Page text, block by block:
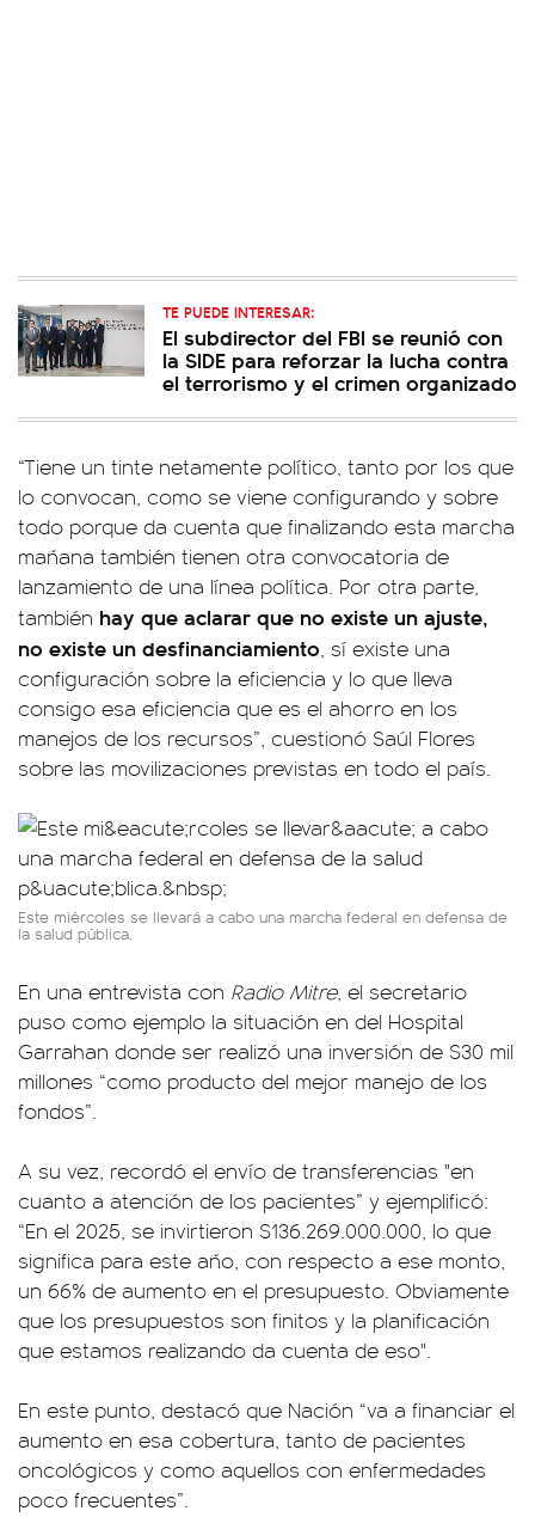
TE PUEDE INTERESAR:
El subdirector del FBI se reunió con
la SIDE para reforzar la lucha contra
el terrorismo y el crimen organizado
“Tiene un tinte netamente político, tanto por los que
lo convocan, como se viene configurando y sobre
todo porque da cuenta que finalizando esta marcha
mañana también tienen otra convocatoria de
lanzamiento de una línea política. Por otra parte,
también hay que aclarar que no existe un ajuste,
no existe un desfinanciamiento, sí existe una
configuración sobre la eficiencia y lo que lleva
consigo esa eficiencia que es el ahorro en los
manejos de los recursos”, cuestionó Saúl Flores
sobre las movilizaciones previstas en todo el país.
Este miércoles se llevará a cabo una marcha federal en defensa de
la salud pública.
En una entrevista con Radio Mitre, el secretario
puso como ejemplo la situación en del Hospital
Garrahan donde ser realizó una inversión de $30 mil
millones “como producto del mejor manejo de los
fondos”.
A su vez, recordó el envío de transferencias "en
cuanto a atención de los pacientes” y ejemplificó:
“En el 2025, se invirtieron $136.269.000.000, lo que
significa para este año, con respecto a ese monto,
un 66% de aumento en el presupuesto. Obviamente
que los presupuestos son finitos y la planificación
que estamos realizando da cuenta de eso".
En este punto, destacó que Nación “va a financiar el
aumento en esa cobertura, tanto de pacientes
oncológicos y como aquellos con enfermedades
poco frecuentes”.